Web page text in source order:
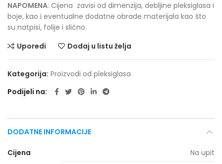
NAPOMENA: Cijena zavisi od dimenzija, debljine pleksiglasa i
boje, kao i eventualne dodatne obrade materijala kao što
su natpisi, folije i slično.
Uporedi
Dodaj u listu želja
Kategorija: Proizvodi od pleksiglasa
Podijeli na
DODATNE INFORMACIJE
Cijena
Na upit